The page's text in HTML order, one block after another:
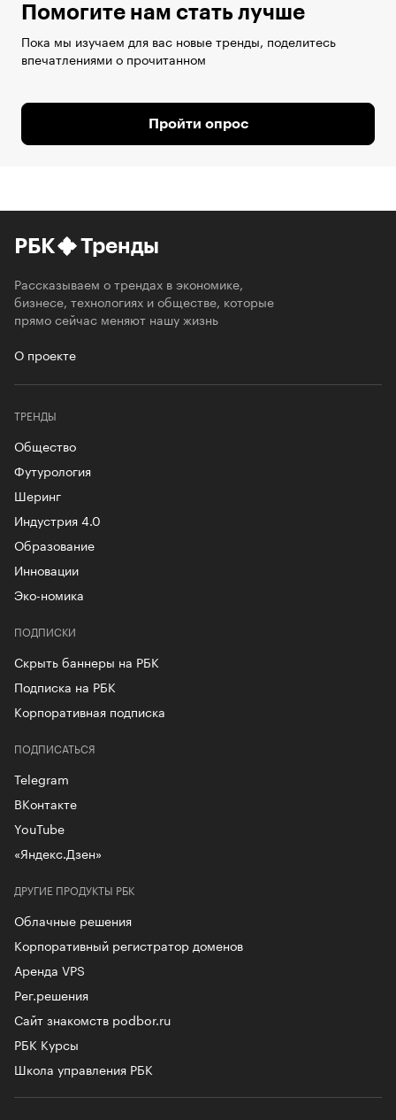
Помогите нам стать лучше
Пока мы изучаем для вас новые тренды, поделитесь
впечатлениями о прочитанном
Пройти опрос
РБК Тренды
Рассказываем о трендах в экономике,
бизнесе, технологиях и обществе, которые
прямо сейчас меняют нашу жизнь
О проекте
ТРЕНДЫ
Общество
Футурология
Шеринг
Индустрия 4.0
Образование
Инновации
Эко-номика
ПОДПИСКИ
Скрыть баннеры на РБК
Подписка на РБК
Корпоративная подписка
ДРУГИЕ ПРОДУКТЫ РБК
Облачные решения
Корпоративный регистратор доменов
Аренда VPS
Рег.решения
Сайт знакомств podbor.ru
РБК Курсы
Школа управления РБК
ПОДПИСАТЬСЯ
Telegram
ВКонтакте
YouTube
«Яндекс.Дзен»